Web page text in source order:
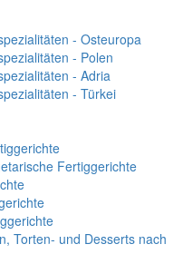
- Osteuropa
- Polen
- Adria
- Türkei
Fertiggerichte
Torten- und Desserts nach